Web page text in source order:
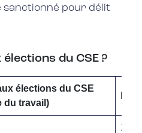
pour délit
du CSE ?
élections du CSE
du travail)
16